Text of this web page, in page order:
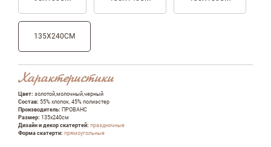
135Х240СМ
Характеристики
Цвет: золотой,молочный,черный
Состав: 55% хлопок, 45% полиэстер
Производитель: ПРОВАНС
Размер: 135х240см
Дизайн и декор скатертей: праздничные
Форма скатерти: прямоугольные